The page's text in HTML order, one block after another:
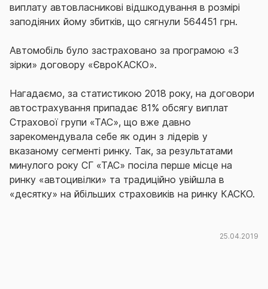
виплату автовласникові відшкодування в розмірі
заподіяних йому збитків, що сягнули 564451 грн.
Автомобіль було застраховано за програмою «3
зірки» договору «ЄвроКАСКО».
Нагадаємо, за статистикою 2018 року, на договори
автострахування припадає 81% обсягу виплат
Страхової групи «ТАС», що вже давно
зарекомендувала себе як один з лідерів у
вказаному сегменті ринку. Так, за результатами
минулого року СГ «ТАС» посіла перше місце на
ринку «автоцивілки» та традиційно увійшла в
«десятку» на йбільших страховиків на ринку КАСКО.
25.04.2019